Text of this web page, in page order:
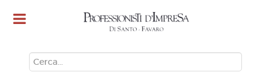
TEMPORARY
FRAMEWORK: Gli aiuti